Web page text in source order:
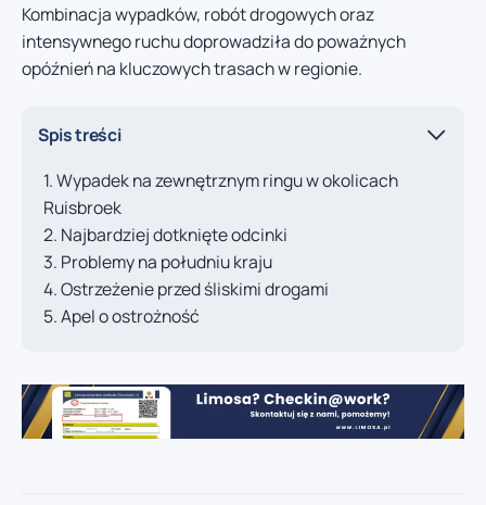
Kombinacja wypadków, robót drogowych oraz
intensywnego ruchu doprowadziła do poważnych
opóźnień na kluczowych trasach w regionie.
Spis treści
Wypadek na zewnętrznym ringu w okolicach
Ruisbroek
Najbardziej dotknięte odcinki
Problemy na południu kraju
Ostrzeżenie przed śliskimi drogami
Apel o ostrożność